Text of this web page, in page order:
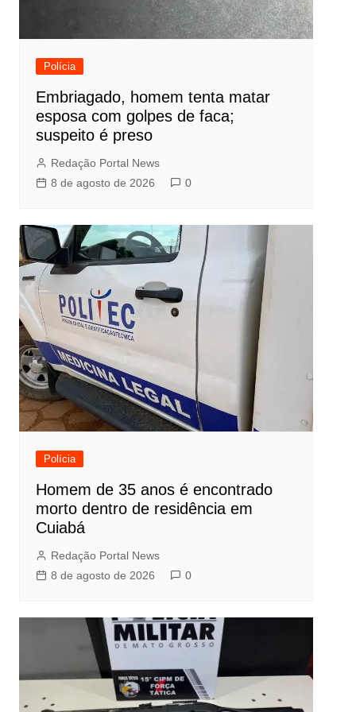
Polícia
Embriagado, homem tenta matar
esposa com golpes de faca;
suspeito é preso
Redação Portal News
8 de agosto de 2026
0
Polícia
Homem de 35 anos é encontrado
morto dentro de residência em
Cuiabá
Redação Portal News
8 de agosto de 2026
0